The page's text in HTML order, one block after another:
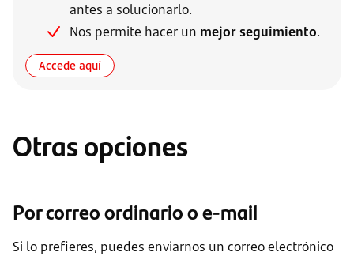
antes a solucionarlo.
Nos permite hacer un mejor seguimiento.
Accede aquí
Otras opciones
Por correo ordinario o e-mail
Si lo prefieres, puedes enviarnos un correo electrónico